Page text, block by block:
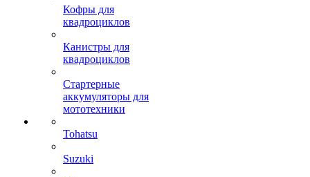
Кофры для
квадроциклов
Канистры для
квадроциклов
Стартерные
аккумуляторы для
мототехники
Tohatsu
Suzuki